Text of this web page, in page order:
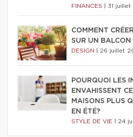
FINANCES 31
COMMENT
SUR UN BALCON
DESIGN 26 juillet
POURQUOI LES
ENVAHISSENT
MAISONS PLUS
EN ÉTÉ?
STYLE DE VIE 24